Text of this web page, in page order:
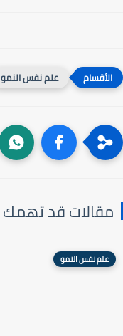
علم نفس النمو
مقالات قد تهمك
علم نفس النمو